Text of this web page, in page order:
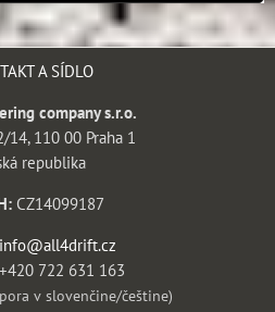
A SÍDLO
company s.r.o.
14, 110 00 Praha 1
republika
CZ14099187
info@all4drift.cz
+420 722 631 163
v slovenčine/češtine)